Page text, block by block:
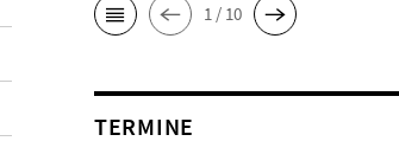
1 / 10
TERMINE